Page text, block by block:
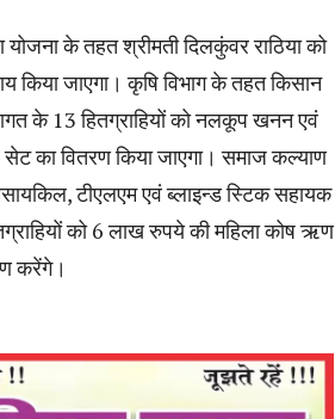
योजना के तहत श्रीमती दिलकुंवर राठिया को
किया जाएगा। कृषि विभाग के तहत किसान
के 13 हितग्राहियों को नलकूप खनन एवं
सेट का वितरण किया जाएगा। समाज कल्याण
टीएलएम एवं ब्लाइन्ड स्टिक सहायक
को 6 लाख रुपये की महिला कोष ऋण
करेंगे।